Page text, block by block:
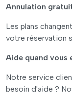
Annulation
Les plans
votre réservation
Aide quand vous
Notre service
besoin d'aide ?